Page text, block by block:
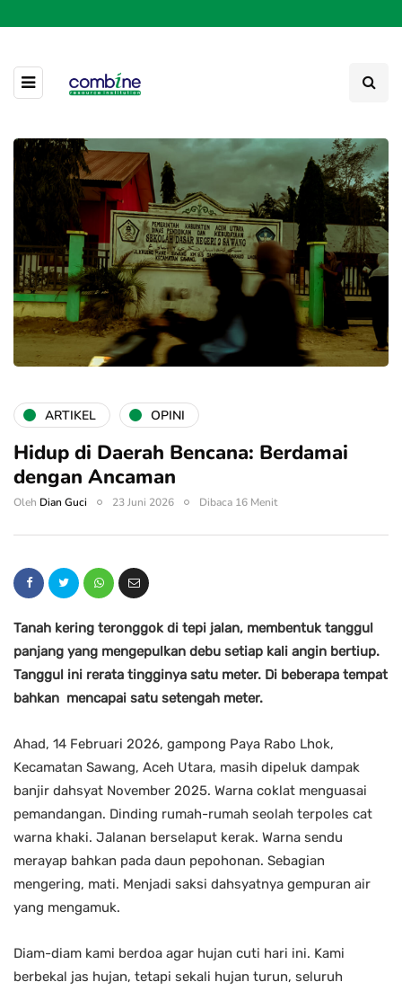
ARTIKEL OPINI
Hidup di Daerah Bencana: Berdamai
dengan Ancaman
Oleh Dian Guci 23 Juni 2026 Dibaca 16 Menit
Tanah kering teronggok di tepi jalan, membentuk tanggul
panjang yang mengepulkan debu setiap kali angin bertiup.
Tanggul ini rerata tingginya satu meter. Di beberapa tempat
bahkan mencapai satu setengah meter.
Ahad, 14 Februari 2026, gampong Paya Rabo Lhok,
Kecamatan Sawang, Aceh Utara, masih dipeluk dampak
banjir dahsyat November 2025. Warna coklat menguasai
pemandangan. Dinding rumah-rumah seolah terpoles cat
warna khaki. Jalanan berselaput kerak. Warna sendu
merayap bahkan pada daun pepohonan. Sebagian
mengering, mati. Menjadi saksi dahsyatnya gempuran air
yang mengamuk.
Diam-diam kami berdoa agar hujan cuti hari ini. Kami
berbekal jas hujan, tetapi sekali hujan turun, seluruh